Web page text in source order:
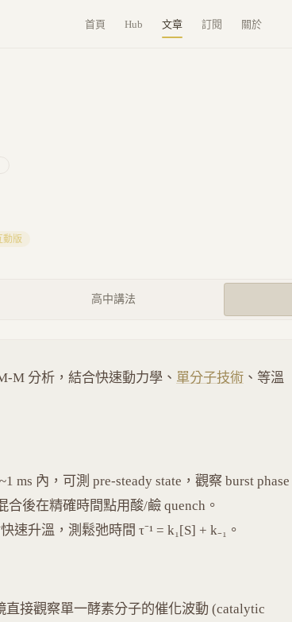
首頁 Hub 文章 訂閱 關於
動版
高中講法
M 分析，結合快速動力學、 單分子技術 、等溫
ms 內，可測 pre-steady state，觀察 burst phase
合後在精確時間點用酸/鹼 quench。
速升溫，測鬆弛時間 τ⁻¹ = k₁[S] + k₋₁。
直接觀察單一酵素分子的催化波動 (catalytic